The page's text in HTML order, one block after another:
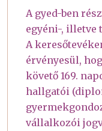
A gyed-ben
egyéni-, illetve
A
érvényesül,
követő 169.
hallgatói
vállalkozói